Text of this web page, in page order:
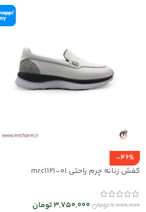
-46%
کفش زنانه چرم راحتی mrc1121-01
7,000,000تومان3,750,000تومان